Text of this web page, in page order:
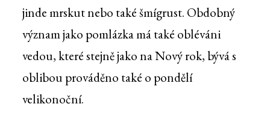
jinde mrskut nebo také šmígrust. Obdobný
význam jako pomlázka má také obléváni
vedou, které stejně jako na Nový rok, bývá s
oblibou prováděno také o pondělí
velikonoční.